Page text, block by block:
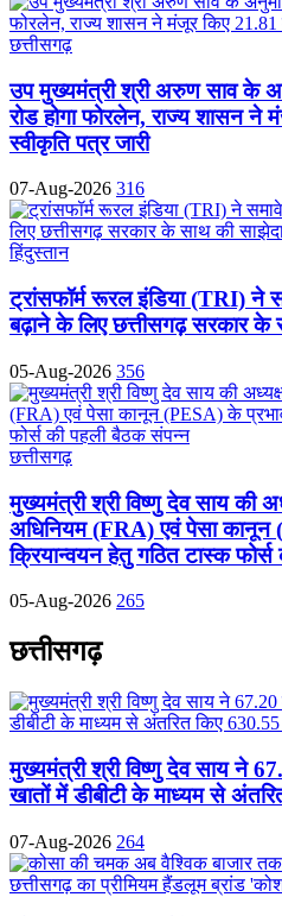
छत्तीसगढ़
उप मुख्यमंत्री श्री अरुण साव के
रोड होगा फोरलेन, राज्य शासन ने
स्वीकृति पत्र जारी
07-Aug-2026 316
हिंदुस्तान
ट्रांसफॉर्म रूरल इंडिया (TRI) ने
बढ़ाने के लिए छत्तीसगढ़ सरकार के
05-Aug-2026 356
छत्तीसगढ़
मुख्यमंत्री श्री विष्णु देव साय की
अधिनियम (FRA) एवं पेसा कानून
क्रियान्वयन हेतु गठित टास्क
05-Aug-2026 265
छत्तीसगढ़
मुख्यमंत्री श्री विष्णु देव साय ने
खातों में डीबीटी के माध्यम से
07-Aug-2026 264